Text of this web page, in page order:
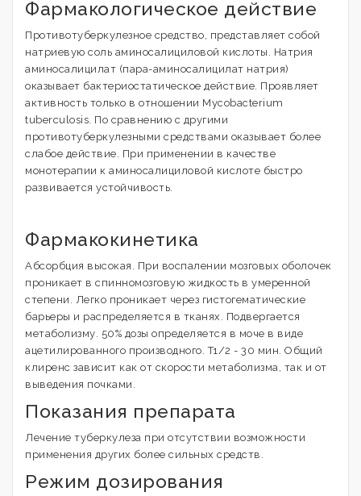
Фармакологическое действие
Противотуберкулезное средство, представляет собой
натриевую соль аминосалициловой кислоты. Натрия
аминосалицилат (пара-аминосалицилат натрия)
оказывает бактериостатическое действие. Проявляет
активность только в отношении Mycobacterium
tuberculosis. По сравнению с другими
противотуберкулезными средствами оказывает более
слабое действие. При применении в качестве
монотерапии к аминосалициловой кислоте быстро
развивается устойчивость.
Фармакокинетика
Абсорбция высокая. При воспалении мозговых оболочек
проникает в спинномозговую жидкость в умеренной
степени. Легко проникает через гистогематические
барьеры и распределяется в тканях. Подвергается
метаболизму. 50% дозы определяется в моче в виде
ацетилированного производного. T1/2 - 30 мин. Общий
клиренс зависит как от скорости метаболизма, так и от
выведения почками.
Показания препарата
Лечение туберкулеза при отсутствии возможности
применения других более сильных средств.
Режим дозирования